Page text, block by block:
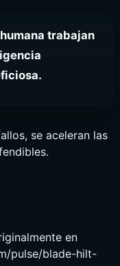
trabajan
se aceleran las
en
pulse/blade-hilt-